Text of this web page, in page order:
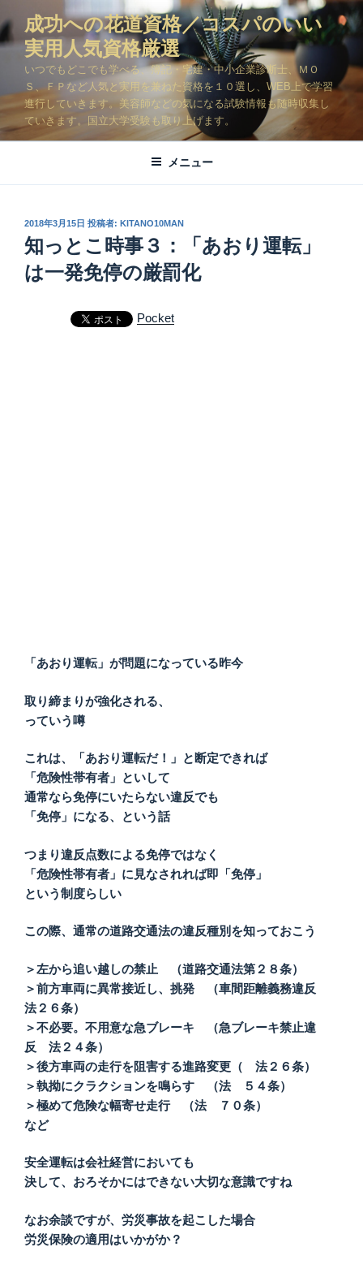
ン
テ
へ
ス
キ
プ
成功への花道資格／コスパのいい
実用人気資格厳選
いつでもどこでも学べる、簿記・宅建・中小企業診断士、ＭＯ
Ｓ、ＦＰなど人気と実用を兼ねた資格を１０選し、WEB上で学習
進行していきます。美容師などの気になる試験情報も随時収集し
ていきます。国立大学受験も取り上げます。
メニュー
投
稿
日:
2018年3月15日 投稿者: KITANO10MAN
知っとこ時事３：「あおり運転」
は一発免停の厳罰化
Pocket
「あおり運転」が問題になっている昨今
取り締まりが強化される、
っていう噂
これは、「あおり運転だ！」と断定できれば
「危険性帯有者」といして
通常なら免停にいたらない違反でも
「免停」になる、という話
つまり違反点数による免停ではなく
「危険性帯有者」に見なされれば即「免停」
という制度らしい
この際、通常の道路交通法の違反種別を知っておこう
＞左から追い越しの禁止 （道路交通法第２８条）
＞前方車両に異常接近し、挑発 （車間距離義務違反
法２６条）
＞不必要。不用意な急ブレーキ （急ブレーキ禁止違
反 法２４条）
＞後方車両の走行を阻害する進路変更（ 法２６条）
＞執拗にクラクションを鳴らす （法 ５４条）
＞極めて危険な幅寄せ走行 （法 ７０条）
など
安全運転は会社経営においても
決して、おろそかにはできない大切な意識ですね
なお余談ですが、労災事故を起こした場合
労災保険の適用はいかがか？